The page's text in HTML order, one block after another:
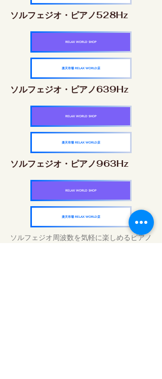
ソルフェジオ・ピアノ528Hz
RELAX WORLD SHOP
楽天市場 RELAX WORLD店
ソルフェジオ・ピアノ639Hz
RELAX WORLD SHOP
楽天市場 RELAX WORLD店
ソルフェジオ・ピアノ963Hz
RELAX WORLD SHOP
楽天市場 RELAX WORLD店
ソルフェジオ周波数を気軽に楽しめるピアノ